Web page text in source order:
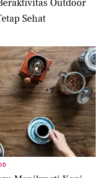
Outdoor
Sehat